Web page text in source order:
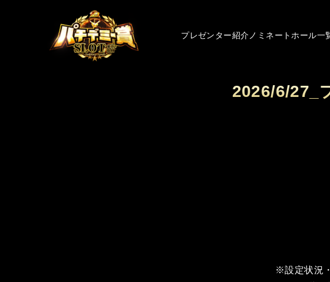
プレゼンター紹介 ノミネートホール一
2026/6/27_
※設定状況